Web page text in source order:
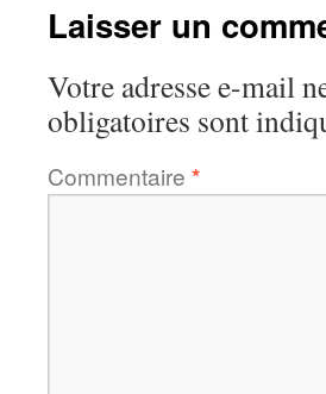
Laisser un
Votre adresse e-mail
obligatoires sont
Commentaire *